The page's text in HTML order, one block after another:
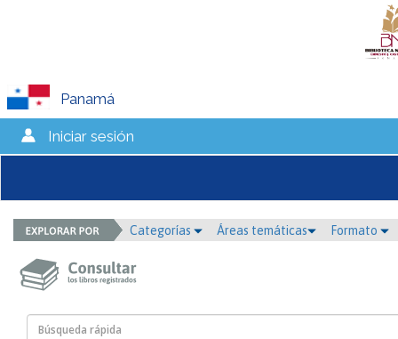
Panamá
Iniciar sesión
Categorías Áreas temáticas Formato